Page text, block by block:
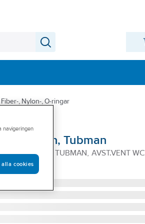
Fiber-, Nylon-, O-ringar
Tubman
10-PACK. TUBMAN, AVST.VENT WC
navigeringen
alla cookies